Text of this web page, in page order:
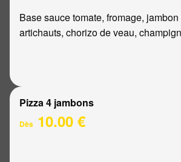
Base sauce tomate, fromage,
artichauts, chorizo de veau,
Pizza 4 jambons
Dès 10.00 €